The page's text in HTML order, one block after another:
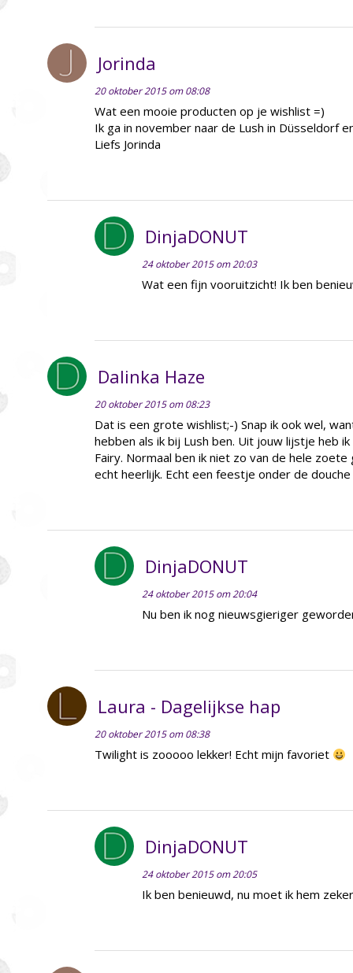
Jorinda
20 oktober 2015 om 08:08
Wat een mooie producten op je wishlist =)
Ik ga in november naar de Lush in Düsseldorf
Liefs Jorinda
DinjaDONUT
24 oktober 2015 om 20:03
Wat een fijn vooruitzicht! Ik ben
Dalinka Haze
20 oktober 2015 om 08:23
Dat is een grote wishlist;-) Snap ik ook wel,
hebben als ik bij Lush ben. Uit jouw lijstje heb
Fairy. Normaal ben ik niet zo van de hele
echt heerlijk. Echt een feestje onder de
DinjaDONUT
24 oktober 2015 om 20:04
Nu ben ik nog nieuwsgieriger
Laura - Dagelijkse hap
20 oktober 2015 om 08:38
Twilight is zooooo lekker! Echt mijn favoriet
DinjaDONUT
24 oktober 2015 om 20:05
Ik ben benieuwd, nu moet ik hem